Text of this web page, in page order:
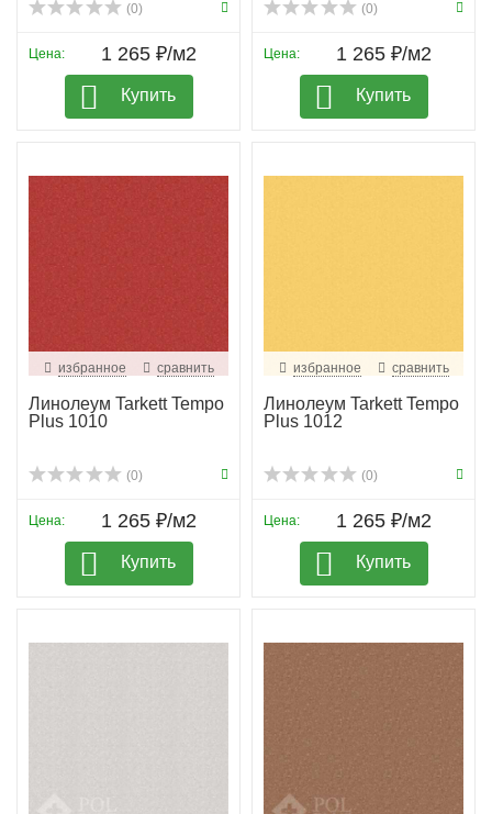
(0)
Цена: 1 265 ₽/м2
Купить
(0)
Цена: 1 265 ₽/м2
Купить
избранное сравнить
Линолеум Tarkett Tempo
Plus 1010
(0)
Цена: 1 265 ₽/м2
Купить
избранное сравнить
Линолеум Tarkett Tempo
Plus 1012
(0)
Цена: 1 265 ₽/м2
Купить